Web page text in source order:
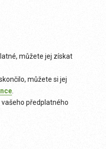
můžete jej získat
můžete si jej
předplatného